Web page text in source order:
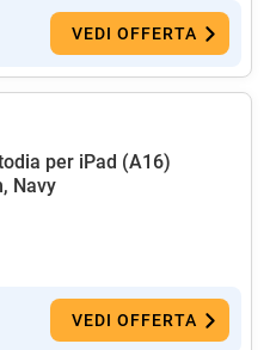
VEDI OFFERTA
per iPad (A16)
Navy
VEDI OFFERTA